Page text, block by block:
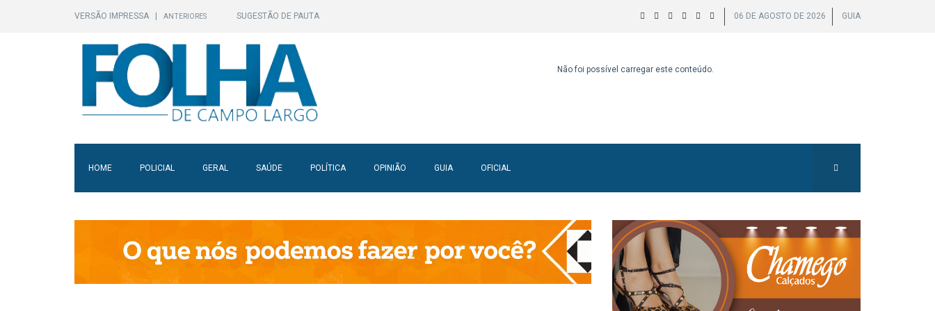
VERSÃO IMPRESSA ANTERIORES SUGESTÃO DE PAUTA 06 DE AGOSTO DE 2026 GUIA
Não foi possível carregar este conteúdo.
HOME POLICIAL GERAL SAÚDE POLÍTICA OPINIÃO GUIA OFICIAL